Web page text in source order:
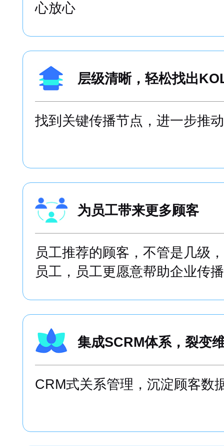
心放心
层级清晰，轻松找出
找到关键传播节点，进一步推
为员工带来更多顾客
员工推荐的顾客，不管是几级
员工，员工更愿意帮助企业传播
集成SCRM体系，裂变
CRM式关系管理，沉淀顾客数